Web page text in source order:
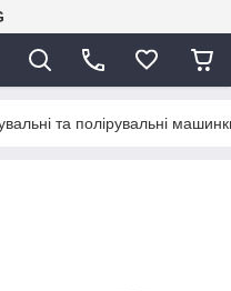
та полірувальні